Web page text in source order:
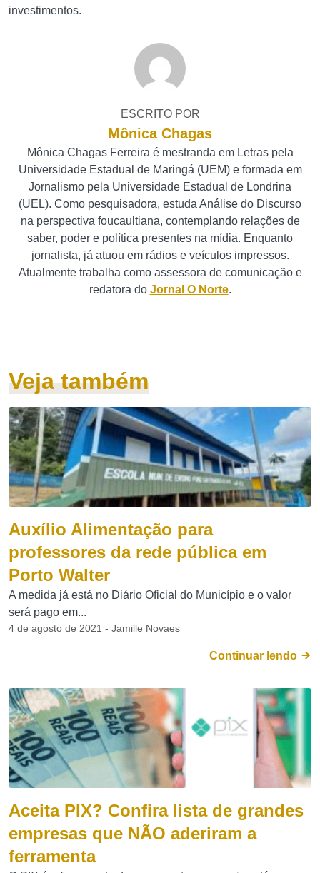
investimentos.
ESCRITO POR
Mônica Chagas
Mônica Chagas Ferreira é mestranda em Letras pela
Universidade Estadual de Maringá (UEM) e formada em
Jornalismo pela Universidade Estadual de Londrina
(UEL). Como pesquisadora, estuda Análise do Discurso
na perspectiva foucaultiana, contemplando relações de
saber, poder e política presentes na mídia. Enquanto
jornalista, já atuou em rádios e veículos impressos.
Atualmente trabalha como assessora de comunicação e
redatora do Jornal O Norte.
Veja também
Auxílio Alimentação para
professores da rede pública em
Porto Walter
A medida já está no Diário Oficial do Município e o valor
será pago em...
4 de agosto de 2021 - Jamille Novaes
Continuar lendo
Aceita PIX? Confira lista de grandes
empresas que NÃO aderiram a
ferramenta